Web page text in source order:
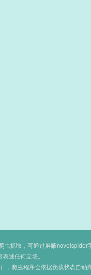
抓取，可通过屏蔽novelspider
述任何立场。
爬虫程序会依据负载状态自动